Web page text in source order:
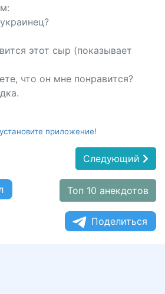
этот сыр (показывает
что он мне понравится?
приложение!
Следующий
Топ 10 анекдотов
Поделиться